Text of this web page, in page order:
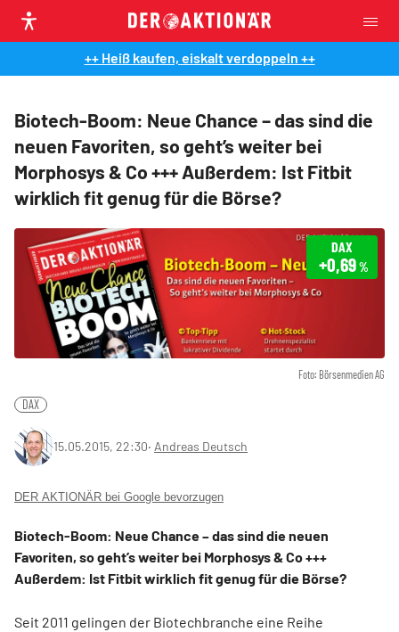
++ Heiß kaufen, eiskalt verdoppeln ++
Biotech-Boom: Neue Chance – das sind die
neuen Favoriten, so geht’s weiter bei
Morphosys & Co +++ Außerdem: Ist Fitbit
wirklich fit genug für die Börse?
Foto: Börsenmedien AG
DAX
+0,69%
DAX
15.05.2015, 22:30‧ Andreas Deutsch
DER AKTIONÄR bei Google bevorzugen
Biotech-Boom: Neue Chance – das sind die neuen
Favoriten, so geht’s weiter bei Morphosys & Co +++
Außerdem: Ist Fitbit wirklich fit genug für die Börse?
Seit 2011 gelingen der Biotechbranche eine Reihe